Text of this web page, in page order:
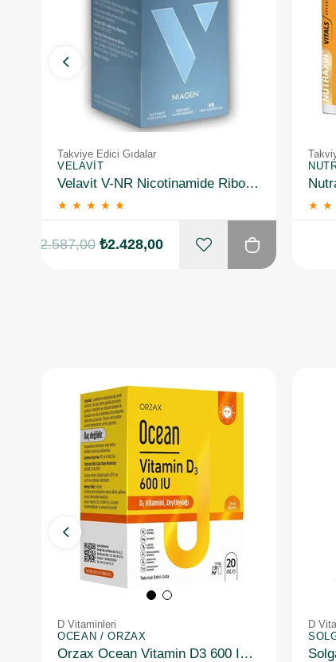
Takviye Edici Gıdalar
VELAVIT
Velavit V-NR Nicotinamide Riboside 30 Kapsül
★ ★ ★ ★ ★
₺2.428,00
₺2.587,00
★ ★
D Vitaminleri
OCEAN / ORZAX
Orzax Ocean Vitamin D3 600 IU Sprey 20 ml
D